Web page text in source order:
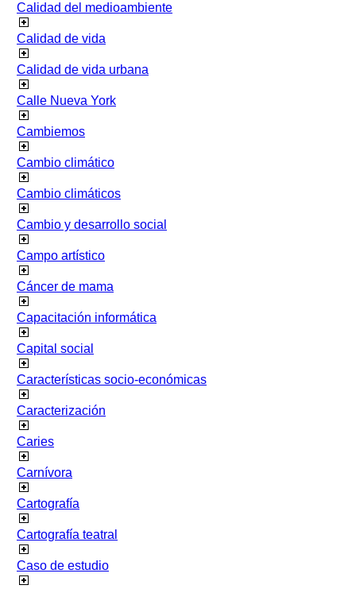
Calidad del medioambiente
Calidad de vida
Calidad de vida urbana
Calle Nueva York
Cambiemos
Cambio climático
Cambio climáticos
Cambio y desarrollo social
Campo artístico
Cáncer de mama
Capacitación informática
Capital social
Características socio-económicas
Caracterización
Caries
Carnívora
Cartografía
Cartografía teatral
Caso de estudio